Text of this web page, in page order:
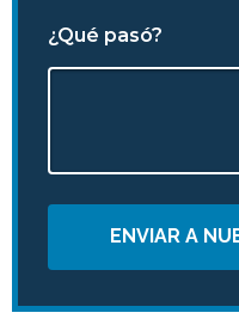
¿Qué pasó?
ENVIAR A